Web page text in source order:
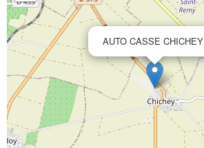
AUTO CASSE CHICHEY